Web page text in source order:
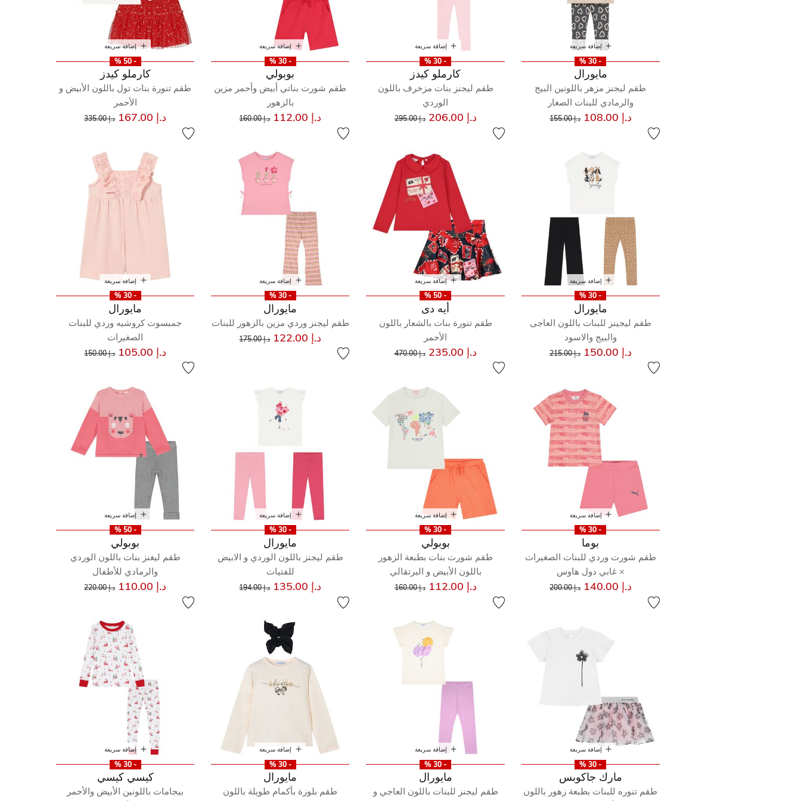
إضافة سريعة
- 30 %
مايورال
طقم ليجنز مزهر باللونين البيج
والرمادي للبنات الصغار
د.إ 108.00 سعر مخفض مند.إ 155.00
إضافة سريعة
- 30 %
كارملو كيدز
طقم ليجنز بنات مزخرف باللون
الوردي
د.إ 206.00 سعر مخفض مند.إ 295.00 إلى
إضافة سريعة
- 30 %
بوبولي
طقم شورت بناتي أبيض وأحمر مزين
بالزهور
د.إ 112.00 سعر مخفض مند.إ 160.00 إلى
إضافة سريعة
- 50 %
كارملو كيدز
طقم تنورة بنات تول باللون الأبيض و
الأحمر
د.إ 167.00 سعر مخفض مند.إ 335.00 إلى
إضافة سريعة
- 30 %
مايورال
طقم ليجينز للبنات باللون العاجى
والبيج والاسود
د.إ 150.00 سعر مخفض مند.إ 215.00 إلى
إضافة سريعة
- 50 %
أيه دى
طقم تنورة بنات بالشعار باللون
الأحمر
د.إ 235.00 سعر مخفض مند.إ 470.00
إضافة سريعة
- 30 %
مايورال
طقم ليجنز وردي مزين بالزهور للبنات
د.إ 122.00 سعر مخفض مند.إ 175.00 إلى
إضافة سريعة
- 30 %
مايورال
جمبسوت كروشيه وردي للبنات
الصغيرات
د.إ 105.00 سعر مخفض مند.إ 150.00 إلى
إضافة سريعة
- 30 %
بوما
طقم شورت وردي للبنات الصغيرات
× غابي دول هاوس
د.إ 140.00 سعر مخفض مند.إ 200.00 إلى
إضافة سريعة
- 30 %
بوبولي
طقم شورت بنات بطبعة الزهور
باللون الأبيض و البرتقالي
د.إ 112.00 سعر مخفض مند.إ 160.00
إضافة سريعة
- 30 %
مايورال
طقم ليجنز باللون الوردي و الابيض
للفتيات
د.إ 135.00 سعر مخفض مند.إ 194.00 إلى
إضافة سريعة
- 50 %
بوبولي
طقم ليغنز بنات باللون الوردي
والرمادي للأطفال
د.إ 110.00 سعر مخفض مند.إ 220.00 إلى
إضافة سريعة
- 30 %
مارك جاكوبس
طقم تنوره للبنات بطبعة زهور باللون
إضافة سريعة
- 30 %
مايورال
طقم ليجنز للبنات باللون العاجي و
إضافة سريعة
- 30 %
مايورال
طقم بلوزة بأكمام طويلة باللون
إضافة سريعة
- 30 %
كيسي كيسي
بيجامات باللونين الأبيض والأحمر